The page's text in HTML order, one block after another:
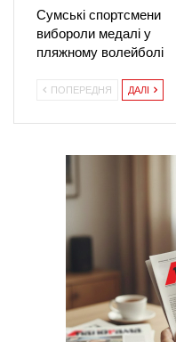
Сумські спортсмени
вибороли медалі у
пляжному волейболі
ПОПЕРЕДНЯ ДАЛІ